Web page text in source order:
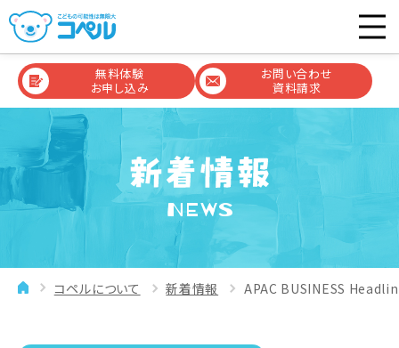
無料体験
お申し込み
お問い合わせ
資料請求
NEWS
コペルについて 新着情報 APAC BUSINESS